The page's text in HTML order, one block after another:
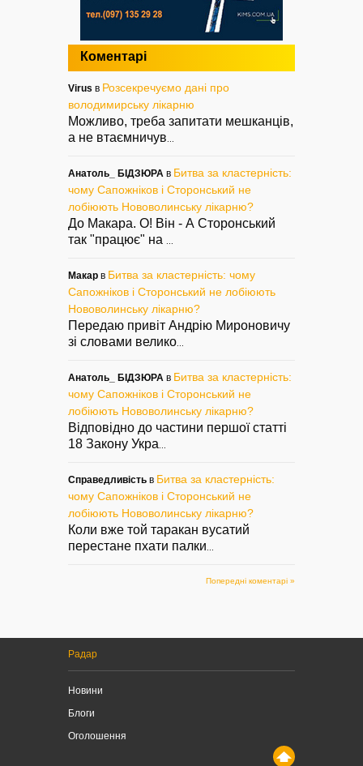
Коментарі
Virus в Розсекречуємо дані про
володимирську лікарню
Можливо, треба запитати мешканців,
а не втаємничув...
Анатоль_ БІДЗЮРА в Битва за кластерність:
чому Сапожніков і Сторонський не
лобіюють Нововолинську лікарню?
До Макара. О! Він - А Сторонський
так "працює" на ...
Макар в Битва за кластерність: чому
Сапожніков і Сторонський не лобіюють
Нововолинську лікарню?
Передаю привіт Андрію Мироновичу
зі словами велико...
Анатоль_ БІДЗЮРА в Битва за кластерність:
чому Сапожніков і Сторонський не
лобіюють Нововолинську лікарню?
Відповідно до частини першої статті
18 Закону Укра...
Справедливість в Битва за кластерність:
чому Сапожніков і Сторонський не
лобіюють Нововолинську лікарню?
Коли вже той таракан вусатий
перестане пхати палки...
Попередні коментарі »
Радар
Новини
Блоги
Оголошення